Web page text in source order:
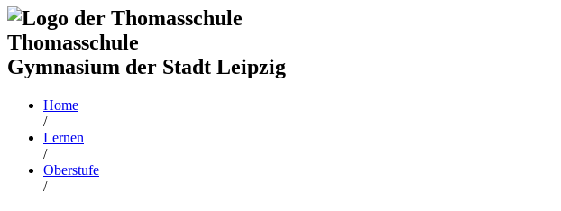
Thomasschule
Gymnasium der Stadt Leipzig
Home
/
Lernen
/
Oberstufe
/